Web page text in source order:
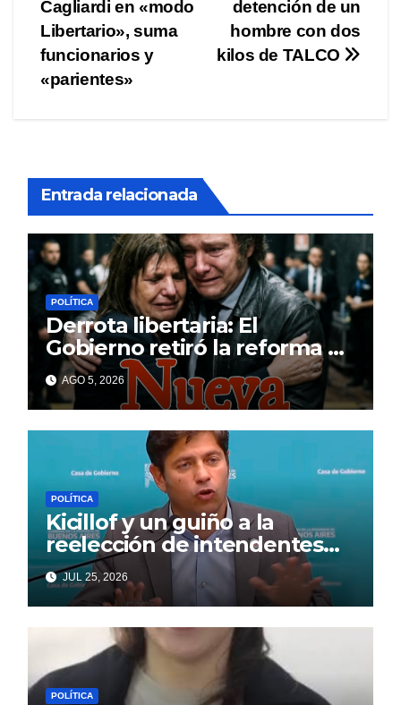
de
entradas
detención de un
hombre con dos
kilos de TALCO
Cagliardi en «modo
Libertario», suma
funcionarios y
«parientes»
Entrada relacionada
POLÍTICA
Derrota libertaria: El
Gobierno retiró la reforma a
la Ley de Tierras en el
Senado
AGO 5, 2026
POLÍTICA
Kicillof y un guiño a la
reelección de intendentes
que Cagliardi espera ansioso
JUL 25, 2026
POLÍTICA